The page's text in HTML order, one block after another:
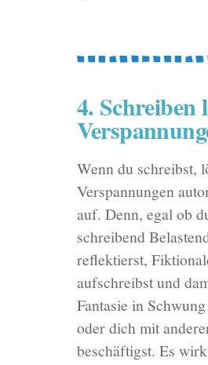
4. Schreiben
Wenn du schreibst,
Verspannungen
auf. Denn, egal ob
schreibend
reflektierst,
aufschreibst und
Fantasie in
oder dich mit
beschäftigst. Es